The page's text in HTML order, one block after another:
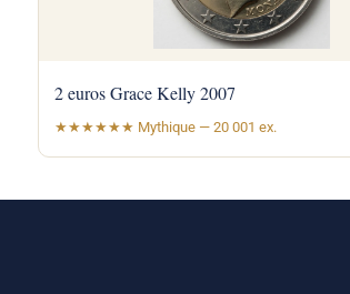
2 euros Grace Kelly 2007
★★★★★★ Mythique — 20 001 ex.